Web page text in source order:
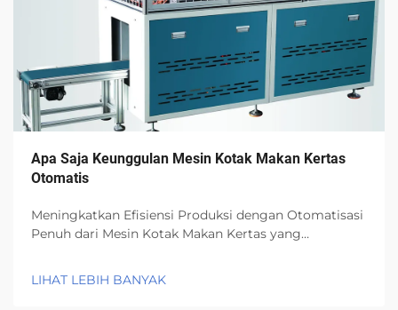
Apa Saja Keunggulan Mesin Kotak Makan Kertas
Otomatis
Meningkatkan Efisiensi Produksi dengan Otomatisasi
Penuh dari Mesin Kotak Makan Kertas yang
secara otomatis menghilangkan semua langkah
LIHAT LEBIH BANYAK